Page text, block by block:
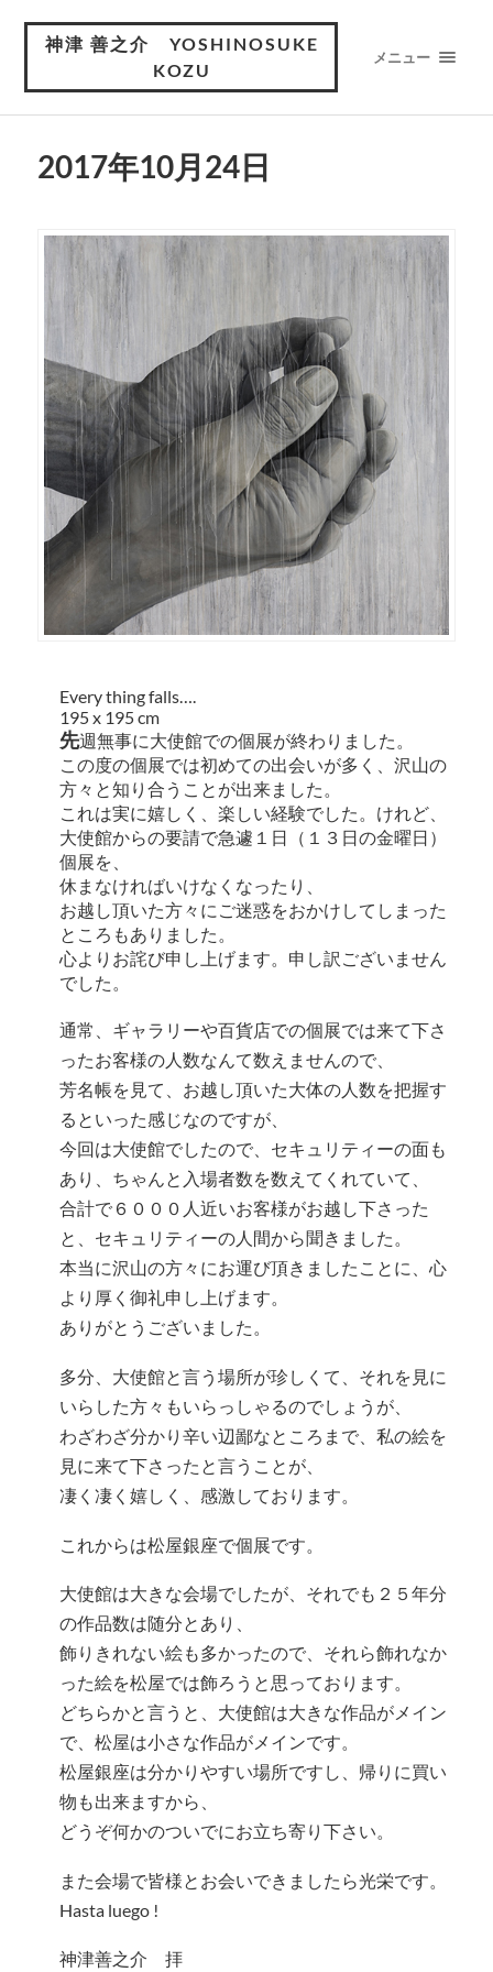
神津 善之介 YOSHINOSUKE
KOZU
メニュー
2017年10月24日
Every thing falls….
195 x 195 cm
先週無事に大使館での個展が終わりました。
この度の個展では初めての出会いが多く、沢山の
方々と知り合うことが出来ました。
これは実に嬉しく、楽しい経験でした。けれど、
大使館からの要請で急遽１日（１３日の金曜日）
個展を、
休まなければいけなくなったり、
お越し頂いた方々にご迷惑をおかけしてしまった
ところもありました。
心よりお詫び申し上げます。申し訳ございません
でした。
通常、ギャラリーや百貨店での個展では来て下さ
ったお客様の人数なんて数えませんので、
芳名帳を見て、お越し頂いた大体の人数を把握す
るといった感じなのですが、
今回は大使館でしたので、セキュリティーの面も
あり、ちゃんと入場者数を数えてくれていて、
合計で６０００人近いお客様がお越し下さった
と、セキュリティーの人間から聞きました。
本当に沢山の方々にお運び頂きましたことに、心
より厚く御礼申し上げます。
ありがとうございました。
多分、大使館と言う場所が珍しくて、それを見に
いらした方々もいらっしゃるのでしょうが、
わざわざ分かり辛い辺鄙なところまで、私の絵を
見に来て下さったと言うことが、
凄く凄く嬉しく、感激しております。
これからは松屋銀座で個展です。
大使館は大きな会場でしたが、それでも２５年分
の作品数は随分とあり、
飾りきれない絵も多かったので、それら飾れなか
った絵を松屋では飾ろうと思っております。
どちらかと言うと、大使館は大きな作品がメイン
で、松屋は小さな作品がメインです。
松屋銀座は分かりやすい場所ですし、帰りに買い
物も出来ますから、
どうぞ何かのついでにお立ち寄り下さい。
また会場で皆様とお会いできましたら光栄です。
Hasta luego !
神津善之介 拝